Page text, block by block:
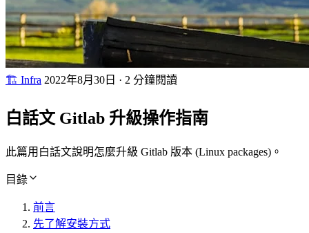
🏗 Infra 2022年8月30日 · 2 分鐘閱讀
白話文 Gitlab 升級操作指南
此篇用白話文說明怎麼升級 Gitlab 版本 (Linux packages)。
目錄
前言
先了解安裝方式